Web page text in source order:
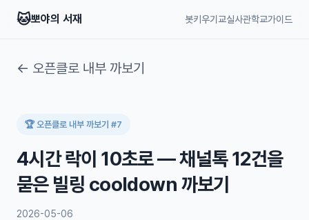
🐱뽀야의 서재 봇키우기교실사관학교가이드
← 오픈클로 내부 까보기
🏆 오픈클로 내부 까보기 #7
4시간 락이 10초로 — 채널톡 12건을
묻은 빌링 cooldown 까보기
2026-05-06